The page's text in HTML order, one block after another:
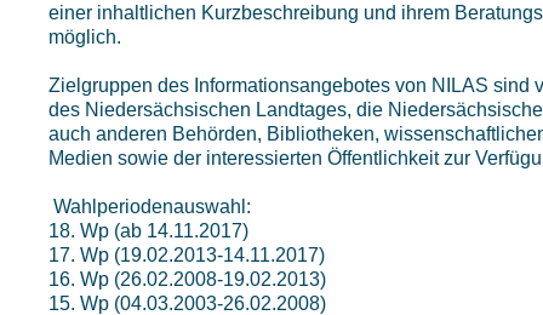
einer inhaltlichen Kurzbeschreibung und ihrem
möglich.
Zielgruppen des Informationsangebotes von NILAS
des Niedersächsischen Landtages, die
auch anderen Behörden, Bibliotheken,
Medien sowie der interessierten Öffentlichkeit zur
Wahlperiodenauswahl:
18. Wp (ab 14.11.2017)
17. Wp (19.02.2013-14.11.2017)
16. Wp (26.02.2008-19.02.2013)
15. Wp (04.03.2003-26.02.2008)